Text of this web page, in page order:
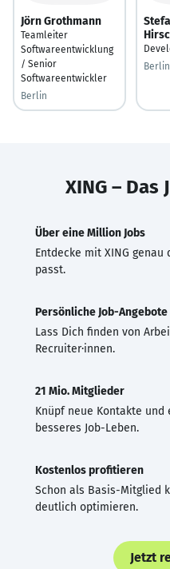
Jörn Grothmann
Teamleiter
Softwareentwicklung
/ Senior
Softwareentwickler
Berlin
Berlin
XING –
Über eine Million Jobs
Entdecke mit XING genau
passt.
Persönliche Job-Angebote
Lass Dich finden von
Recruiter·innen.
21 Mio. Mitglieder
Knüpf neue Kontakte
besseres Job-Leben.
Kostenlos profitieren
Schon als Basis-Mitglied
deutlich optimieren.
Jetzt